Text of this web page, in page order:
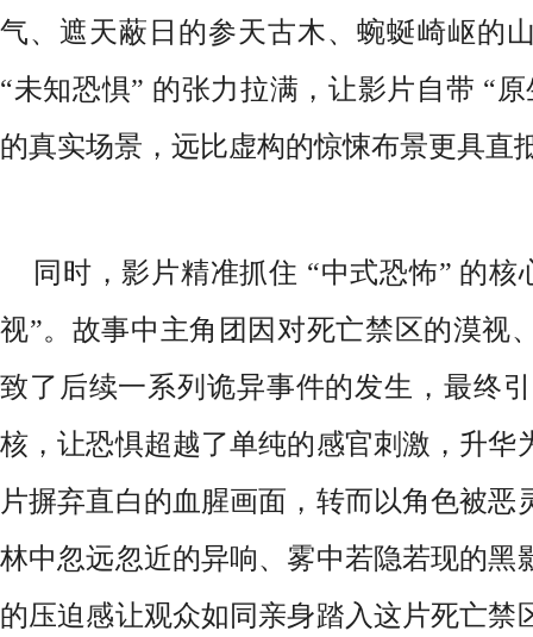
气、遮天蔽日的参天古木、蜿蜒崎岖的
“未知恐惧” 的张力拉满，让影片自带 “
的真实场景，远比虚构的惊悚布景更具直
同时，影片精准抓住 “中式恐怖” 的
视”。故事中主角团因对死亡禁区的漠视
致了后续一系列诡异事件的发生，最终
核，让恐惧超越了单纯的感官刺激，升华
片摒弃直白的血腥画面，转而以角色被恶
林中忽远忽近的异响、雾中若隐若现的黑
的压迫感让观众如同亲身踏入这片死亡禁